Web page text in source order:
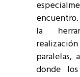
la
paralelas,
donde